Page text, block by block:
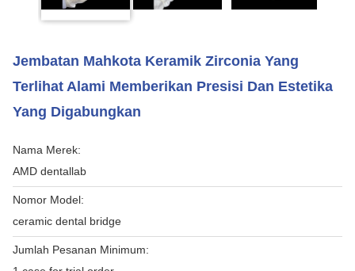
Jembatan Mahkota Keramik Zirconia Yang
Terlihat Alami Memberikan Presisi Dan Estetika
Yang Digabungkan
Nama Merek:
AMD dentallab
Nomor Model:
ceramic dental bridge
Jumlah Pesanan Minimum: